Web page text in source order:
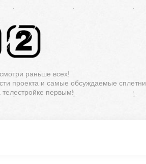
раньше всех!
проекта и самые обсуждаемые сплетни.
первым!